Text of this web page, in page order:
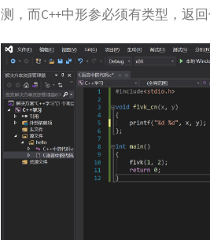
测，而C++中形参必须有类型，返